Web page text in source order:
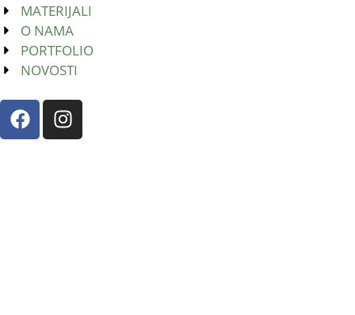
MATERIJALI
O NAMA
PORTFOLIO
NOVOSTI